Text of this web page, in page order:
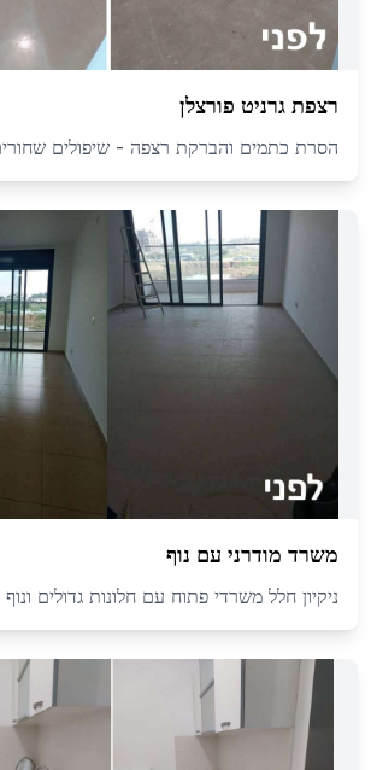
רצפת גרניט פורצלן
הסרת כתמים והברקת רצפה - שיפולים
משרד מודרני עם נוף
ניקיון חלל משרדי פתוח עם חלונות גדולים ונוף